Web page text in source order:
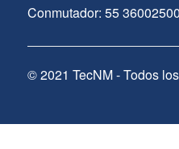
Conmutador: 55 36002500
© 2021 TecNM - Todos